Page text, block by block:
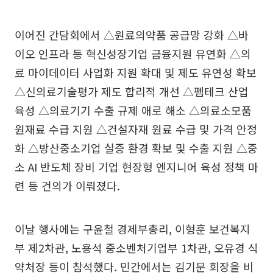
이어진 간담회에서 △원료의약품 공급망 강화 △바
이오 인프라 등 혁신성장기업 금융지원 유연화 △의
료 마이데이터 사업화 지원 확대 및 제도 유연성 확보
△신의료기술평가 제도 합리적 개선 △펨테크 산업
육성 △의료기기 수출 규제 애로 해소 △의료소모품
원재료 수급 지원 △건설자재 원료 수급 및 가격 안정
화 △방산중소기업 실증 환경 확보 및 수출 지원 △중
소 AI 반도체 장비 기업 현장형 엔지니어 육성 정책 마
련 등 건의가 이뤄졌다.
이날 행사에는 구윤철 경제부총리, 이형훈 보건복지
부 제2차관, 노용석 중소벤처기업부 1차관, 오유경 식
약처장 등이 참석했다. 민간에서는 김기문 회장을 비